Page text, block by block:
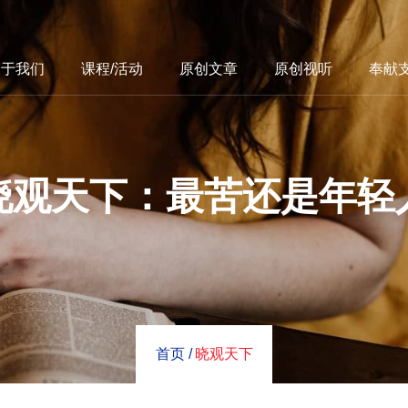
我们 课程/活动 原创文章 原创视听 奉献
观天下：最苦还是年轻
首页 / 晓观天下